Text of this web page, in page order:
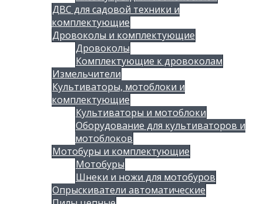
ДВС для садовой техники и
комплектующие
Дровоколы и комплектующие
Дровоколы
Комплектующие к дровоколам
Измельчители
Культиваторы, мотоблоки и
комплектующие
Культиваторы и мотоблоки
Оборудование для культиваторов и
мотоблоков
Мотобуры и комплектующие
Мотобуры
Шнеки и ножи для мотобуров
Опрыскиватели автоматические